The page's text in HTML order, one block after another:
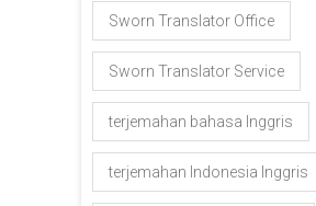
Sworn Translator Office
Sworn Translator Service
terjemahan bahasa Inggris
terjemahan Indonesia Inggris